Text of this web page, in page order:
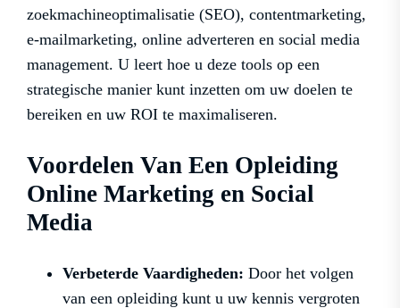
zoekmachineoptimalisatie (SEO), contentmarketing,
e-mailmarketing, online adverteren en social media
management. U leert hoe u deze tools op een
strategische manier kunt inzetten om uw doelen te
bereiken en uw ROI te maximaliseren.
Voordelen Van Een Opleiding
Online Marketing en Social
Media
Verbeterde Vaardigheden: Door het volgen
van een opleiding kunt u uw kennis vergroten